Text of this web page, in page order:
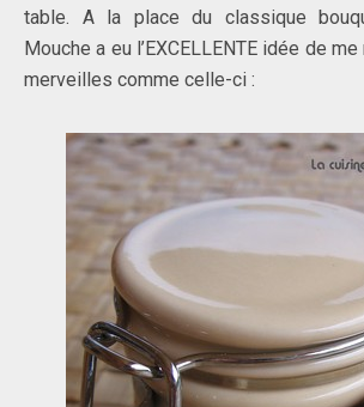
table. A la place du classique
Mouche a eu l’EXCELLENTE idée de
merveilles comme celle-ci :